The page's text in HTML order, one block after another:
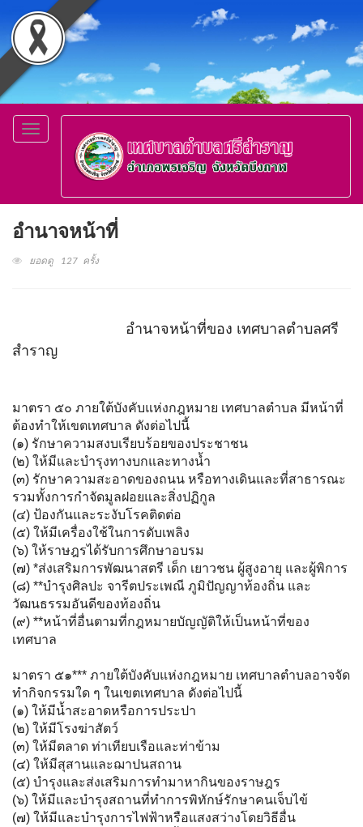
Toggle
navigation
อำนาจหน้าที่
ยอดดู 127 ครั้ง
อำนาจหน้าที่ของ เทศบาลตำบลศรี
สำราญ
มาตรา ๕๐ ภายใต้บังคับแห่งกฎหมาย เทศบาลตำบล มีหน้าที่
ต้องทำให้เขตเทศบาล ดังต่อไปนี้
(๑) รักษาความสงบเรียบร้อยของประชาชน
(๒) ให้มีและบำรุงทางบกและทางน้ำ
(๓) รักษาความสะอาดของถนน หรือทางเดินและที่สาธารณะ
รวมทั้งการกำจัดมูลฝอยและสิ่งปฏิกูล
(๔) ป้องกันและระงับโรคติดต่อ
(๕) ให้มีเครื่องใช้ในการดับเพลิง
(๖) ให้ราษฎรได้รับการศึกษาอบรม
(๗) *ส่งเสริมการพัฒนาสตรี เด็ก เยาวชน ผู้สูงอายุ และผู้พิการ
(๘) **บำรุงศิลปะ จารีตประเพณี ภูมิปัญญาท้องถิ่น และ
วัฒนธรรมอันดีของท้องถิ่น
(๙) **หน้าที่อื่นตามที่กฎหมายบัญญัติให้เป็นหน้าที่ของ
เทศบาล
มาตรา ๕๑*** ภายใต้บังคับแห่งกฎหมาย เทศบาลตำบลอาจจัด
ทำกิจกรรมใด ๆ ในเขตเทศบาล ดังต่อไปนี้
(๑) ให้มีน้ำสะอาดหรือการประปา
(๒) ให้มีโรงฆ่าสัตว์
(๓) ให้มีตลาด ท่าเทียบเรือและท่าข้าม
(๔) ให้มีสุสานและฌาปนสถาน
(๕) บำรุงและส่งเสริมการทำมาหากินของราษฎร
(๖) ให้มีและบำรุงสถานที่ทำการพิทักษ์รักษาคนเจ็บไข้
(๗) ให้มีและบำรุงการไฟฟ้าหรือแสงสว่างโดยวิธีอื่น